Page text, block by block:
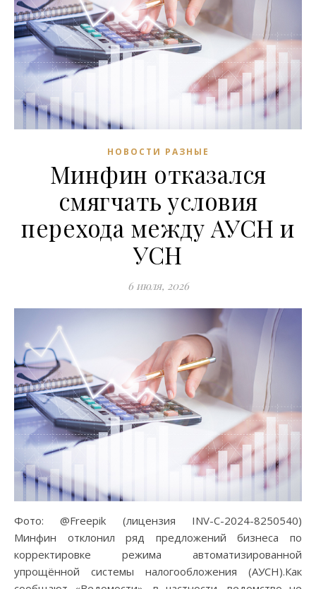
НОВОСТИ РАЗНЫЕ
Минфин отказался
смягчать условия
перехода между АУСН и
УСН
6 июля, 2026
Фото: @Freepik (лицензия INV-C-2024-8250540)
Минфин отклонил ряд предложений бизнеса по
корректировке режима автоматизированной
упрощённой системы налогообложения (АУСН).Как